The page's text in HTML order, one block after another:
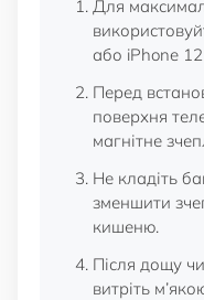
Для
або iPhone
Перед
поверхня
магнітне
Не кладіть
зменшити
кишеню.
Після дощу
витріть